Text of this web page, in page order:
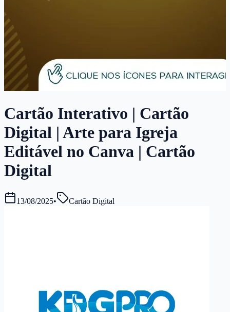
Cartão Interativo | Cartão
Digital | Arte para Igreja
Editável no Canva | Cartão
Digital
13/08/2025• Cartão Digital